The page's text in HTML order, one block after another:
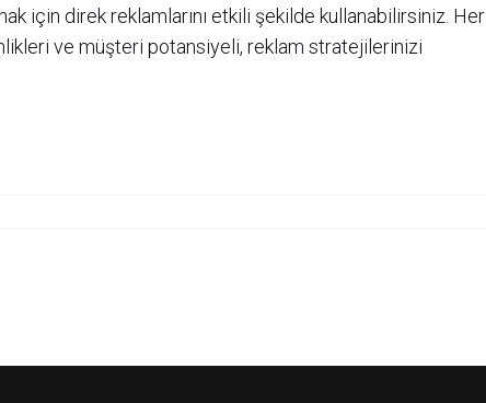
için direk reklamlarını etkili şekilde kullanabilirsiniz. Her
ve müşteri potansiyeli, reklam stratejilerinizi